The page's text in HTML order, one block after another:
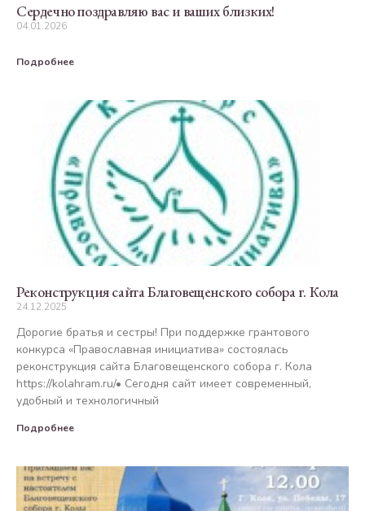
Сердечно поздравляю вас и ваших близких!
04.01.2026
Подробнее
Реконструкция сайта Благовещенского собора г. Кола
24.12.2025
Дорогие братья и сестры! При поддержке грантового
конкурса «Православная инициатива» состоялась
реконструкция сайта Благовещенского собора г. Кола
https://kolahram.ru/• Сегодня сайт имеет современный,
удобный и технологичный
Подробнее